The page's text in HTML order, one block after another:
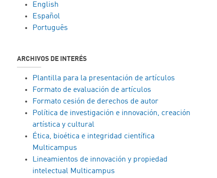
English
Español
Português
ARCHIVOS DE INTERÉS
Plantilla para la presentación de artículos
Formato de evaluación de artículos
Formato cesión de derechos de autor
Política de investigación e innovación, creación
artística y cultural
Ética, bioética e integridad científica
Multicampus
Lineamientos de innovación y propiedad
intelectual Multicampus